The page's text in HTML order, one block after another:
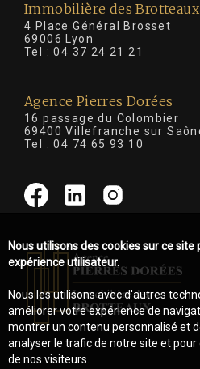
Immobilière des Brotteaux
4 Place Général
69006 Lyon
Tel :04 37 24 21 21
Agence Pierres Dorées
16 passage du Colombier
69400 Villefranche sur
Tel :04 74 65 93 10
Nous utilisons des cookies sur ce
expérience utilisateur.
Nous les utilisons avec d'autres
améliorer votre expérience de
montrer un contenu personnalisé et
analyser le trafic de notre site et
de nos visiteurs.